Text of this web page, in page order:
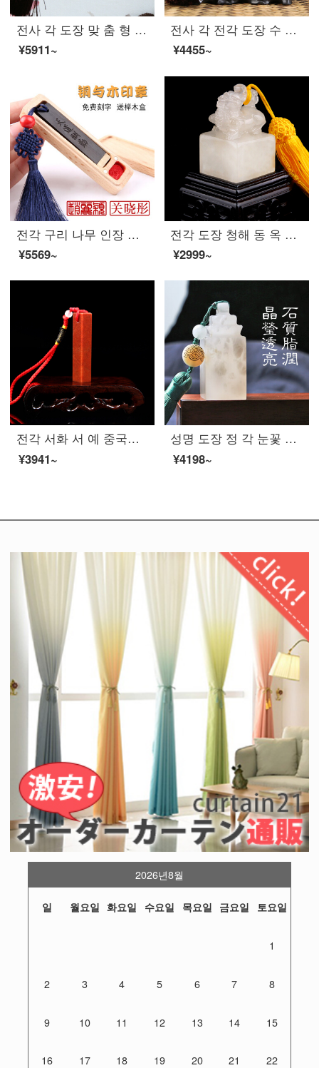
전사 각 도장 맞 춤 형 전각 도장 불규칙 하 게 모양 에 따라 서 예 서 예 서 화 를 소장 하 다
¥5911~
전사 각 전각 도장 수 형 서 화 소장 서 예 중국화 도입부 도장 수공 전각 맞 춤 형 딸 홍
¥4455~
전각 구리 나무 인장 전각 맞 춤 형 이름 장서 사인 맞 춤 제작 학생 개인 이름 날인 어린이 도장 제작 도장
¥5569~
전각 도장 청해 동 옥 돌 족제 인장 소장 서화 서예장 이름 수 제 가방 각인
¥2999~
전각 서화 서 예 중국화 학생 가방 글자 새 기기 수산 석각 장 맞 춤 제작 전각 수공 각인 서 예 장서 인장 석 무료 각인
¥3941~
성명 도장 정 각 눈꽃 동석 도장 각인 어린이 이름 도장 장서 개인 경필 도장 제작 녹색 수술 20x50mm (천 상자 + 인주)
¥4198~
2026년8월
일 월요일 화요일 수요일 목요일 금요일 토요일
1
2 3 4 5 6 7 8
9 10 11 12 13 14 15
16 17 18 19 20 21 22